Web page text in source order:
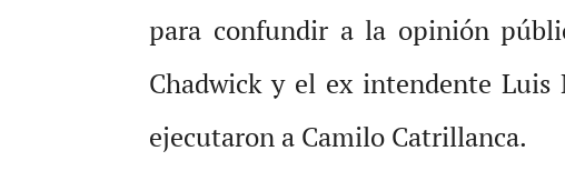
para confundir a la opinión
Chadwick y el ex intendente Luis
ejecutaron a Camilo Catrillanca.